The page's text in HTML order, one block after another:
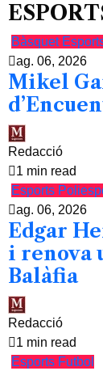
Bàsquet
ag. 06, 2026
Mikel
Redacció
1 min read
Esports
ag. 06, 2026
Edgar
i renova
Balàfia
Redacció
1 min read
Esports Futbol